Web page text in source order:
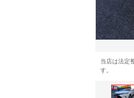
当店は法定
す。